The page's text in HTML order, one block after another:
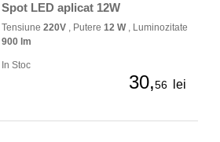
Spot LED aplicat 12W
Tensiune 220V , Putere 12 W, Luminozitate
900 lm
In Stoc
30,56 lei